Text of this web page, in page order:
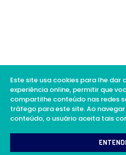
Este site usa cookies para lhe dar
experiência online, permitir que
compartilhe conteúdo nas redes
tráfego para este site. Ao
conteúdo, o usuário aceita tais
ENTENDI